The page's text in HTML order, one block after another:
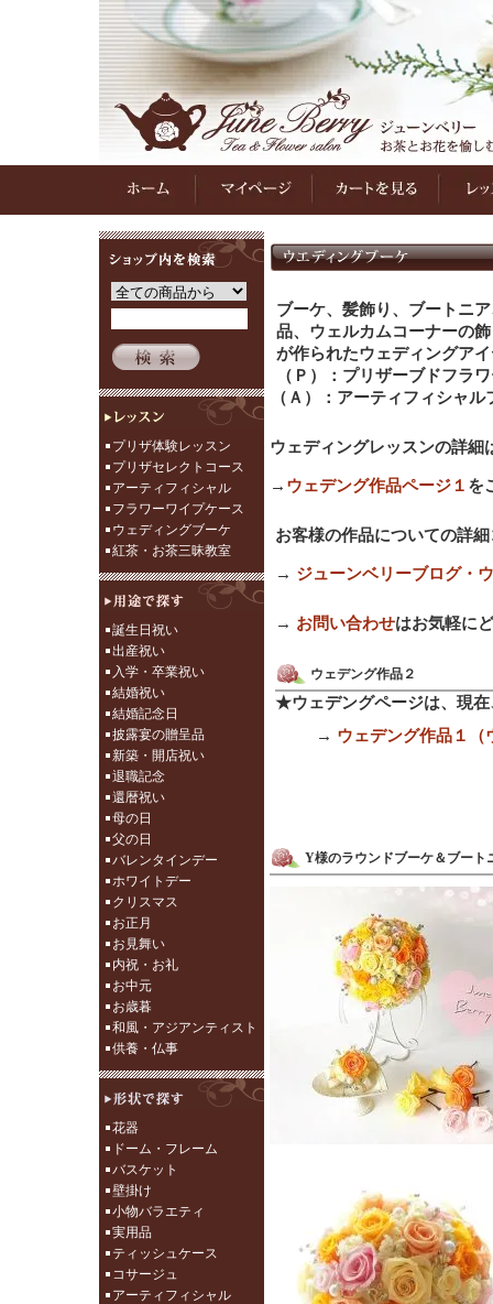
プリザ体験レッスン
プリザセレクトコース
アーティフィシャル
フラワーワイプケース
ウェディングブーケ
紅茶・お茶三昧教室
誕生日祝い
出産祝い
入学・卒業祝い
結婚祝い
結婚記念日
披露宴の贈呈品
新築・開店祝い
退職記念
還暦祝い
母の日
父の日
バレンタインデー
ホワイトデー
クリスマス
お正月
お見舞い
内祝・お礼
お中元
お歳暮
和風・アジアンティスト
供養・仏事
花器
ドーム・フレーム
バスケット
壁掛け
小物バラエティ
実用品
ティッシュケース
コサージュ
アーティフィシャル
ブーケ、髪飾り、ブートニ
品、ウェルカムコーナーの
が作られたウェディングア
（Ｐ）：プリザーブドフラ
（Ａ）：アーティフィシャル
ウェディングレッスンの詳細
→ ウェデング作品ページ１ を
お客様の作品についての詳
→ ジューンベリーブログ・
→ お問い合わせはお気軽に
ウェデング作品２
★ウェデングページは、現
→ ウェデング作品１（
Y様のラウンドブーケ＆ブート